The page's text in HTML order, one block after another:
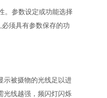
。参数设定或功能选择
须具有参数保存的功
被摄物的光线足以进
光线越强，频闪灯闪烁